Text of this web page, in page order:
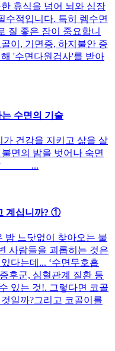
휴식을 넘어 뇌와 심장
수적입니다. 특히 렘수면
질 좋은 잠이 중요합니
이, 기면증, 하지불안 증
'수면다원검사'를 받아
수면의 기술
건강을 지키고 삶을 살
면의 밤을 벗어나 숙면
요? ...
계십니까? ①
느닷없이 찾아오는 불
사람들을 괴롭히는 것은
다는데... ‘수면무호흡
후군, 심혈관계 질환 등
있는 것!. 그렇다면 코골
일까?그리고 코골이를